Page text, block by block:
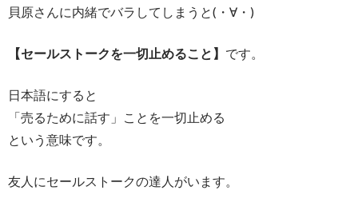
貝原さんに内緒でバラしてしまうと(・∀・)
【セールストークを一切止めること】 です。
日本語にすると
「売るために話す」ことを一切止める
という意味です。
友人にセールストークの達人がいます。